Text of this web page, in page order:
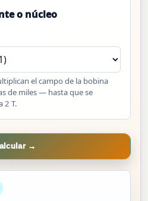
o núcleo
el campo de la bobina
de miles — hasta que se
2 T.
→